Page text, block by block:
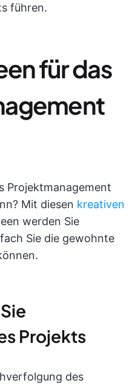
führen.
für das
Projektmanagement
Mit diesen kreativen
werden Sie
Sie die gewohnte
Projekts
des